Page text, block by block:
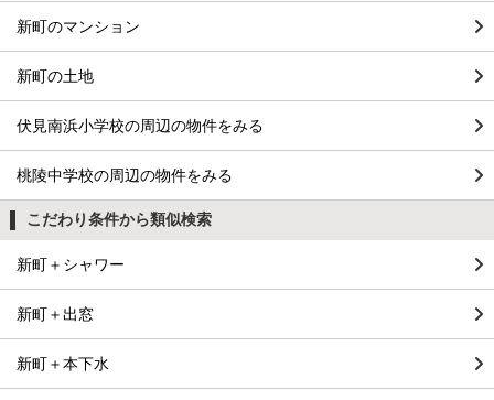
新町のマンション
新町の土地
伏見南浜小学校の周辺の物件をみる
桃陵中学校の周辺の物件をみる
こだわり条件から類似検索
新町＋シャワー
新町＋出窓
新町＋本下水